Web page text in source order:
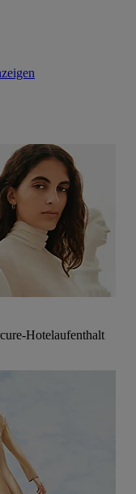
Hotelaufenthalt